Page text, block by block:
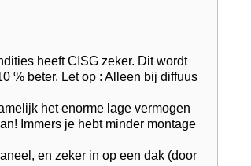
heeft CISG zeker. Dit wordt
% beter. Let op : Alleen bij diffuus
het enorme lage vermogen
Immers je hebt minder montage
en zeker in op een dak (door